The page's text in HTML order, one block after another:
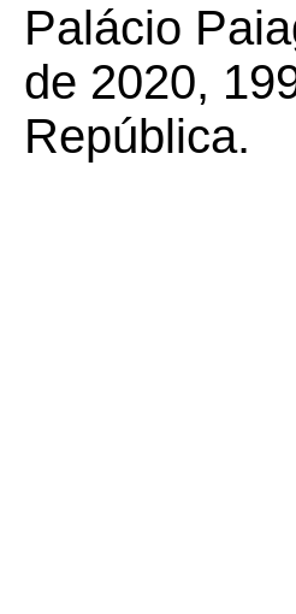
Palácio
de 2020,
República.